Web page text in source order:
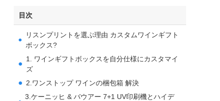
目次
リスンプリントを選ぶ理由 カスタムワインギフト
ボックス?
1. ワインギフトボックスを自分仕様にカスタマイ
ズ
2.ワンストップ ワインの梱包箱 解決
3.ケーニッヒ & バウアー 7+1 UV印刷機とハイデ